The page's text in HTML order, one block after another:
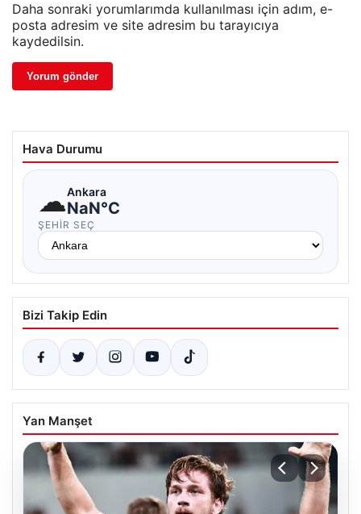
Daha sonraki yorumlarımda kullanılması için adım, e-
posta adresim ve site adresim bu tarayıcıya
kaydedilsin.
Hava Durumu
☁Ankara
NaN°C
ŞEHIR SEÇ
Bizi Takip Edin
Yan Manşet